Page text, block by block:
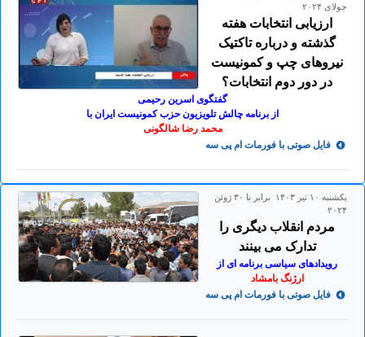
جولای ۲۰۲۴
ارزیابی انتخابات هفته
گذشته و درباره تاکتیک
نیروهای چپ و کمونیست
در دور دوم انتخابات؟
گفتگوی اسرین رحیمی
از برنامه چالش تلویزیون حزب کمونیست ایران با
محمد رضا شالگونی
فایل صوتی با فورمات ام پی سه
يكشنبه ۱۰ تير ۱۴۰۳ برابر با ۳۰ ژوئن
۲۰۲۴
مردم انقلاب دیگری را
تدارک می بینند
رویدادهای سیاسی برنامه ای از
ارژنگ بامشاد
فایل صوتی با فورمات ام پی سه